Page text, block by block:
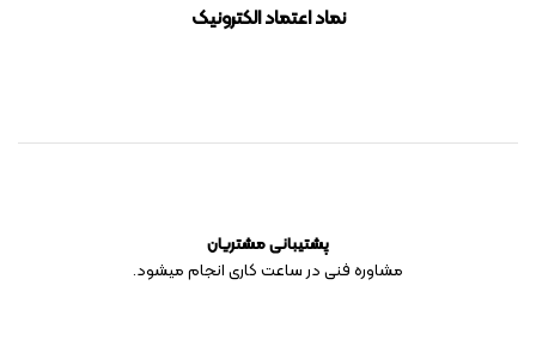
نماد اعتماد الکترونیک
پشتیبانی مشتریان
مشاوره فنی در ساعت کاری انجام میشود.